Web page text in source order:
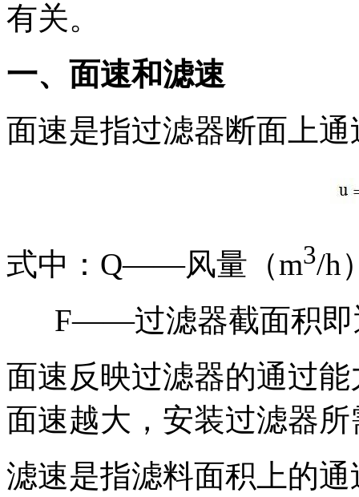
有关。
一、面速和滤速
面速是指过滤器断面上
式中：Q——风量（m3/h
F——过滤器截面积即
面速反映过滤器的通过
面速越大，安装过滤器
滤速是指滤料面积上的